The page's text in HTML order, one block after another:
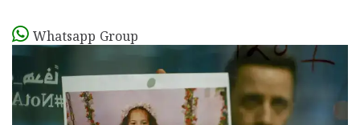
Whatsapp Group